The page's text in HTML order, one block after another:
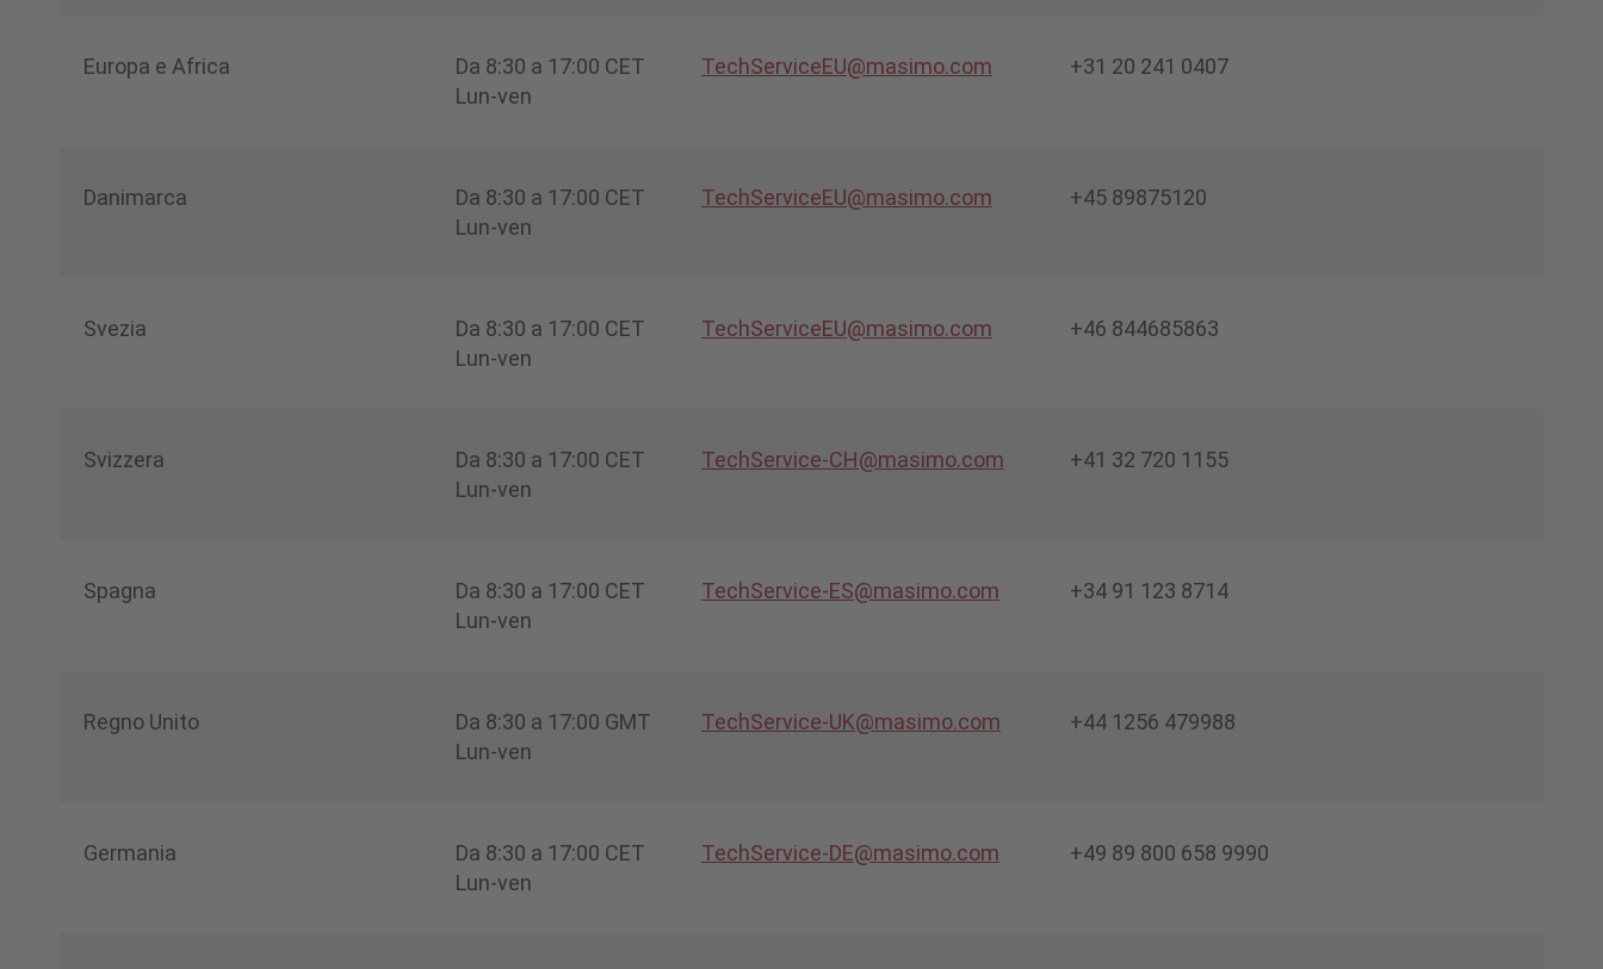
Europa e Africa
Da 8:30 a 17:00 CET
Lun-ven
TechServiceEU@masimo.com +31 20 241 0407
Danimarca
Da 8:30 a 17:00 CET
Lun-ven
TechServiceEU@masimo.com +45 89875120
Svezia
Da 8:30 a 17:00 CET
Lun-ven
TechServiceEU@masimo.com +46 844685863
Svizzera
Da 8:30 a 17:00 CET
Lun-ven
TechService-CH@masimo.com +41 32 720 1155
Spagna
Da 8:30 a 17:00 CET
Lun-ven
TechService-ES@masimo.com +34 91 123 8714
Regno Unito
Da 8:30 a 17:00 GMT
Lun-ven
TechService-UK@masimo.com +44 1256 479988
Germania
Da 8:30 a 17:00 CET
Lun-ven
TechService-DE@masimo.com +49 89 800 658 9990